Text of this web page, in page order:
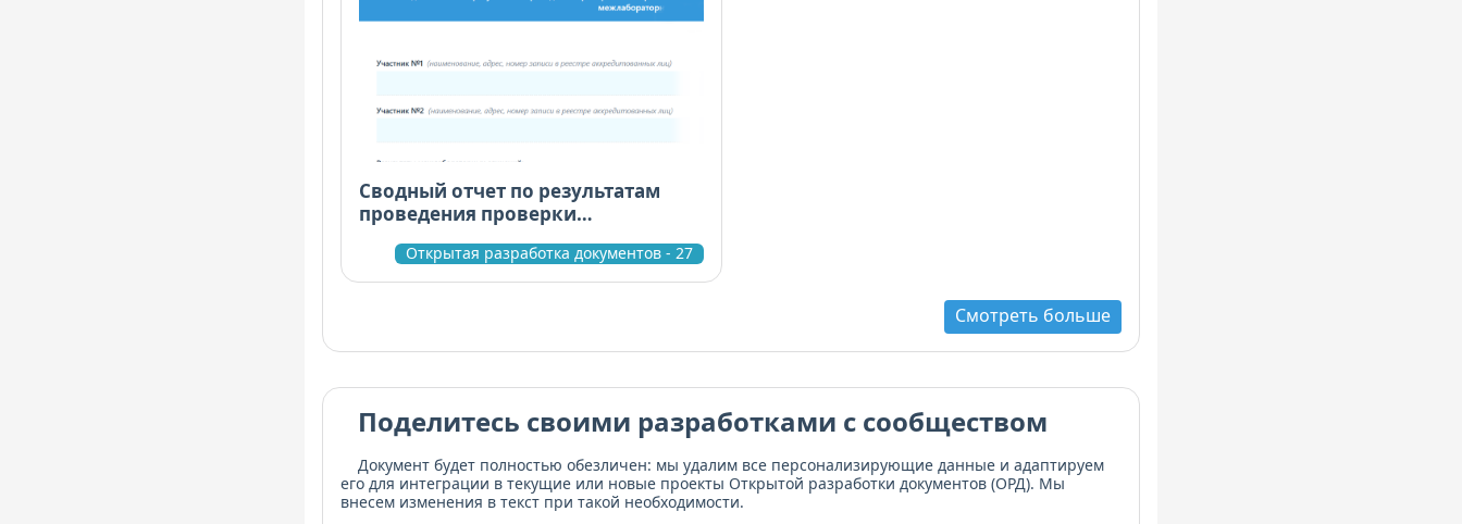
Сводный отчет по результатам
проведения проверки
посредством межлабораторных
сличений
Открытая разработка документов - 27
Смотреть больше
Поделитесь своими разработками с сообществом
Документ будет полностью обезличен: мы удалим все персонализирующие данные и адаптируем
его для интеграции в текущие или новые проекты Открытой разработки документов (ОРД). Мы
внесем изменения в текст при такой необходимости.